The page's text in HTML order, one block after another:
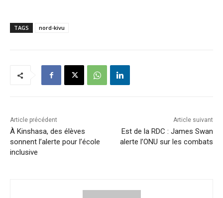
TAGS nord-kivu
Article précédent
À Kinshasa, des élèves
sonnent l’alerte pour l’école
inclusive
Article suivant
Est de la RDC : James Swan
alerte l’ONU sur les combats